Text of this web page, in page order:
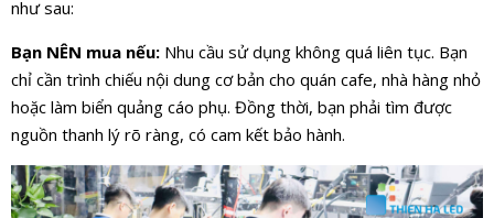
như sau:
Bạn NÊN mua nếu: Nhu cầu sử dụng không quá liên tục. Bạn
chỉ cần trình chiếu nội dung cơ bản cho quán cafe, nhà hàng nhỏ
hoặc làm biển quảng cáo phụ. Đồng thời, bạn phải tìm được
nguồn thanh lý rõ ràng, có cam kết bảo hành.